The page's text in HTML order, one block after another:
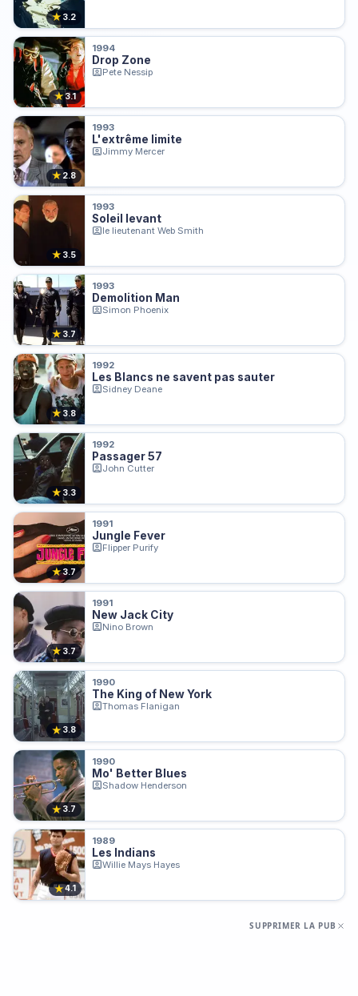
★ 3.2
★3.1
1994
Drop Zone
Pete Nessip
★ 2.8
1993
L'extrême limite
Jimmy Mercer
★ 3.5
1993
Soleil levant
le lieutenant Web Smith
★ 3.7
1993
Demolition Man
Simon Phoenix
★3.8
1992
Les Blancs ne savent pas sauter
Sidney Deane
★ 3.3
1992
Passager 57
John Cutter
★3.7
1991
Jungle Fever
Flipper Purify
★3.7
1991
New Jack City
Nino Brown
★ 3.8
1990
The King of New York
Thomas Flanigan
★3.7
1990
Mo' Better Blues
Shadow Henderson
★4.1
1989
Les Indians
Willie Mays Hayes
SUPPRIMER LA PUB